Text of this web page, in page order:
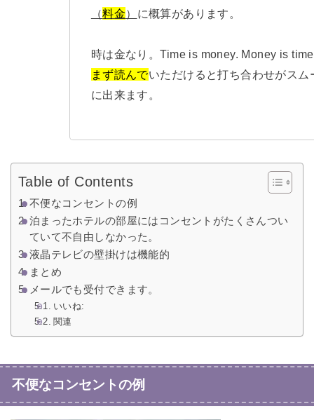
（料金） に概算があります。
時は金なり。Time is money. Money is
まず読んでいただけると打ち合わせがスム
に出来ます。
Table of Contents
不便なコンセントの例
泊まったホテルの部屋にはコンセントがたくさんつい
ていて不自由しなかった。
液晶テレビの壁掛けは機能的
まとめ
メールでも受付できます。
いいね:
関連
不便なコンセントの例